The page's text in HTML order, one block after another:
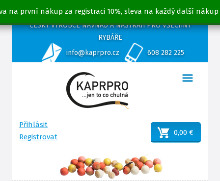
na první nákup za registraci 10%, sleva na každý další nákup
ČESKÝ VÝROBCE NÁVNAD A NÁSTRAH PRO VŠECHNY
RYBÁŘE
info@kaprpro.cz
608 282 225
Přihlásit
Registrovat
0,00 €